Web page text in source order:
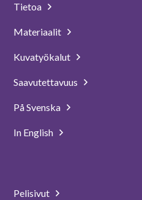
Tietoa
Materiaalit
Kuvatyökalut
Saavutettavuus
På Svenska
In English
Pelisivut